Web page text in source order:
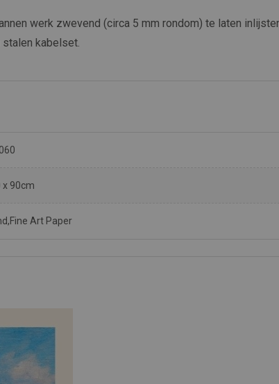
werk zwevend (circa 5 mm rondom) te laten
kabelset.
x 90cm
Art Paper